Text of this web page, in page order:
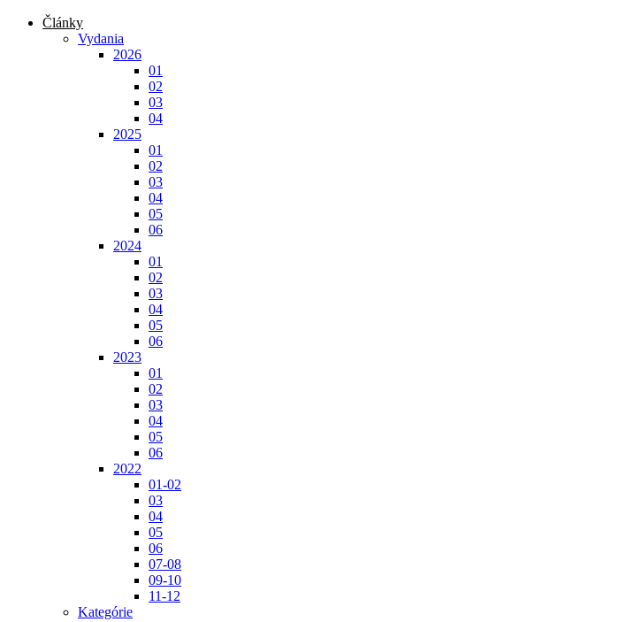
Články
Vydania
2026
01
02
03
04
2025
01
02
03
04
05
06
2024
01
02
03
04
05
06
2023
01
02
03
04
05
06
2022
01-02
03
04
05
06
07-08
09-10
11-12
Kategórie